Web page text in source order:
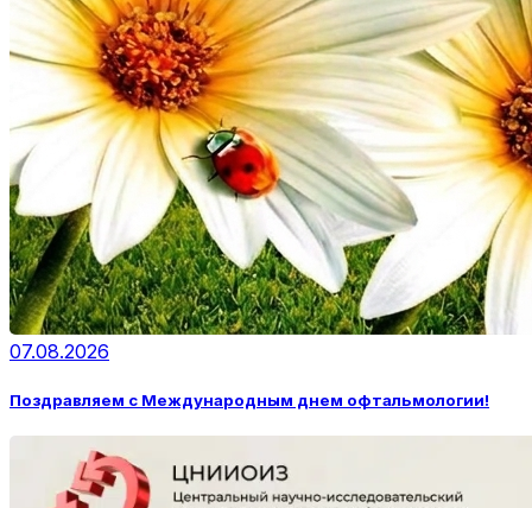
07.08.2026
Поздравляем с Международным днем офтальмологии!